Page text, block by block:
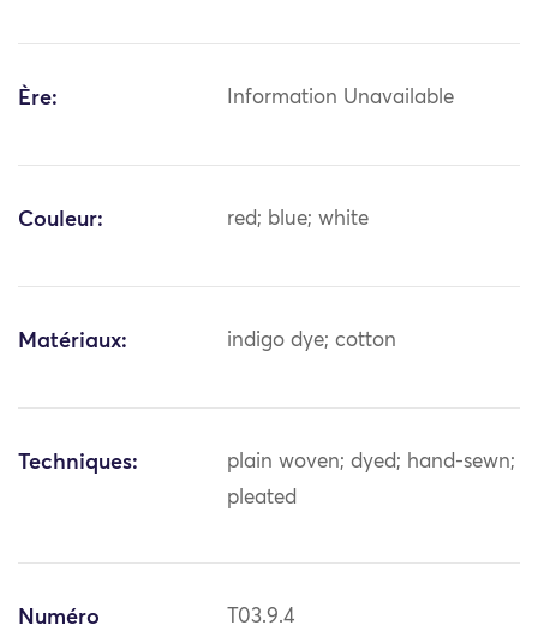
Ère: Information Unavailable
Couleur: red; blue; white
Matériaux: indigo dye; cotton
Techniques:
plain woven; dyed; hand-sewn;
pleated
Numéro
T03.9.4